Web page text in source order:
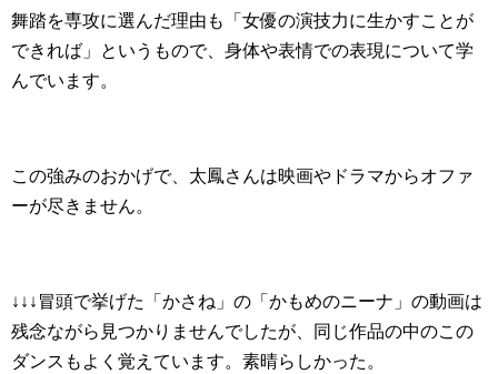
舞踏を専攻に選んだ理由も「女優の演技力に生かすことが
できれば」というもので、身体や表情での表現について学
んでいます。
この強みのおかげで、太鳳さんは映画やドラマからオファ
ーが尽きません。
↓↓↓冒頭で挙げた「かさね」の「かもめのニーナ」の動画は
残念ながら見つかりませんでしたが、同じ作品の中のこの
ダンスもよく覚えています。素晴らしかった。